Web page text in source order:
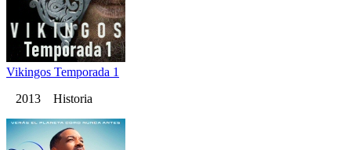
Vikingos Temporada 1
2013 Historia